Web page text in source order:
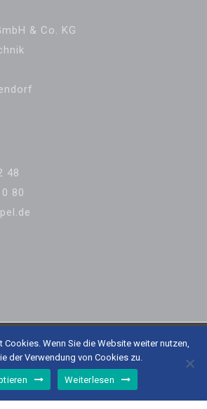
& Co. KG
48
80
© Roland Schoppel GmbH
& Co. KG - CNC-
Fertigungstechnik
Wenn Sie die Website weiter nutzen,
der Verwendung von Cookies zu.
Weiterlesen